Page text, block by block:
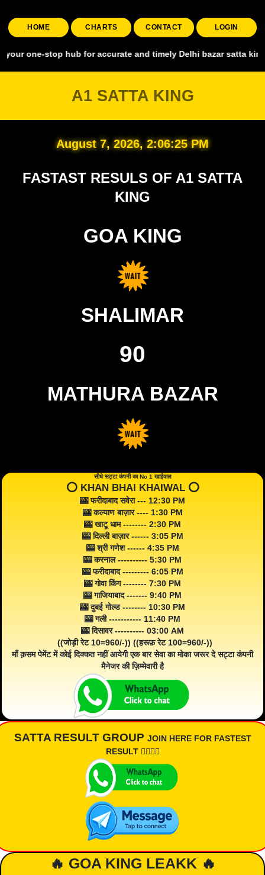
HOME CHARTS CONTACT LOGIN
stop hub for accurate and timely Delhi bazar satta king,
A1 SATTA KING
August 7, 2026, 2:06:26 PM
FASTAST RESULS OF A1 SATTA
KING
GOA KING
SHALIMAR
90
MATHURA BAZAR
सीधे सट्टा कंपनी का No 1 खाईवाल
⭕️ KHAN BHAI KHAIWAL ⭕️
🎰 फरीदाबाद सवेरा --- 12:30 PM
🎰 कल्याण बाज़ार ---- 1:30 PM
🎰 खाटू धाम -------- 2:30 PM
🎰 दिल्ली बाज़ार ------ 3:05 PM
🎰 श्री गणेश ------ 4:35 PM
🎰 करनाल ---------- 5:30 PM
🎰 फरीदाबाद --------- 6:05 PM
🎰 गोवा किंग -------- 7:30 PM
🎰 गाजियाबाद ------- 9:40 PM
🎰 दुबई गोल्ड -------- 10:30 PM
🎰 गली ----------- 11:40 PM
🎰 दिसावर ---------- 03:00 AM
((जोड़ी रेट 10=960/-)) ((हरूफ़ रेट 100=960/-))
माँ क़सम पेमेंट में कोई दिक्कत नहीं आयेगी एक बार सेवा का मोका जरूर दे सट्टा कंपनी
मैनेजर की ज़िम्मेवारी है
SATTA RESULT GROUP JOIN HERE FOR FASTEST
RESULT 👇🏾👇🏾
🔥 GOA KING LEAKK 🔥